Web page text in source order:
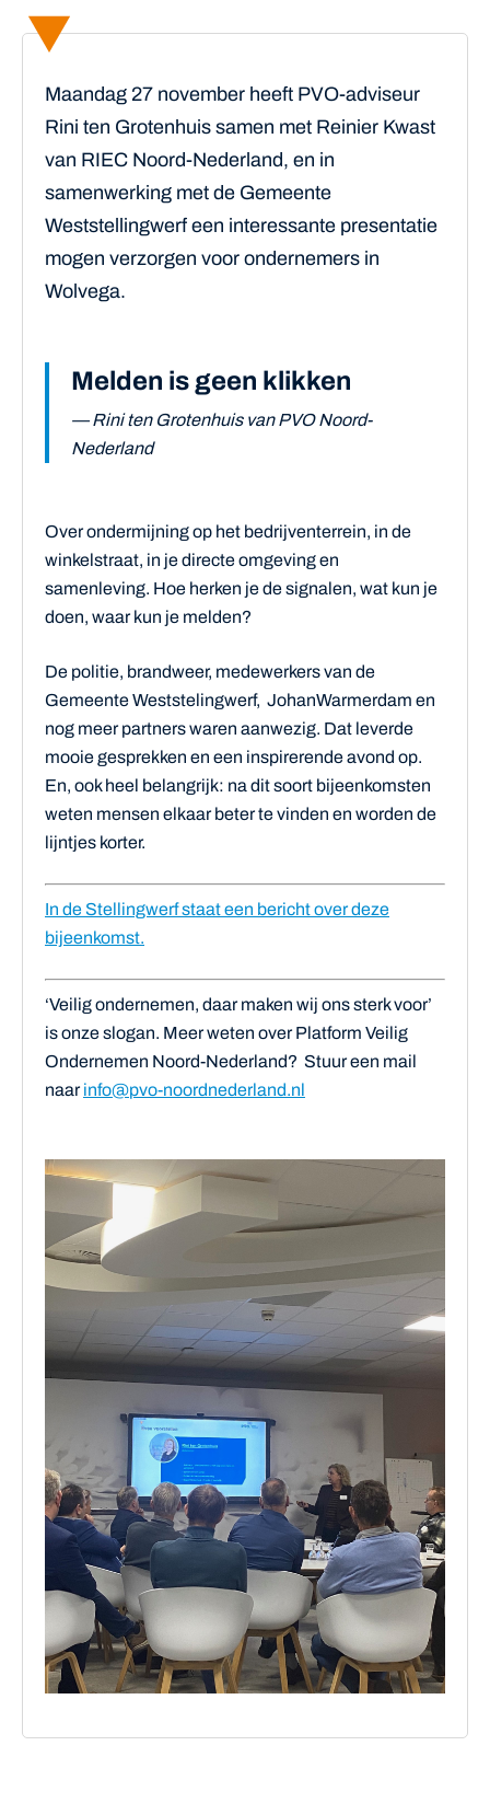
Maandag 27 november heeft PVO-adviseur
Rini ten Grotenhuis samen met Reinier Kwast
van RIEC Noord-Nederland, en in
samenwerking met de Gemeente
Weststellingwerf een interessante presentatie
mogen verzorgen voor ondernemers in
Wolvega.
Melden is geen klikken
— Rini ten Grotenhuis van PVO Noord-
Nederland
Over ondermijning op het bedrijventerrein, in de
winkelstraat, in je directe omgeving en
samenleving. Hoe herken je de signalen, wat kun je
doen, waar kun je melden?
De politie, brandweer, medewerkers van de
Gemeente Weststelingwerf, JohanWarmerdam en
nog meer partners waren aanwezig. Dat leverde
mooie gesprekken en een inspirerende avond op.
En, ook heel belangrijk: na dit soort bijeenkomsten
weten mensen elkaar beter te vinden en worden de
lijntjes korter.
In de Stellingwerf staat een bericht over deze
bijeenkomst.
‘Veilig ondernemen, daar maken wij ons sterk voor’
is onze slogan. Meer weten over Platform Veilig
Ondernemen Noord-Nederland? Stuur een mail
naarinfo@pvo-noordnederland.nl